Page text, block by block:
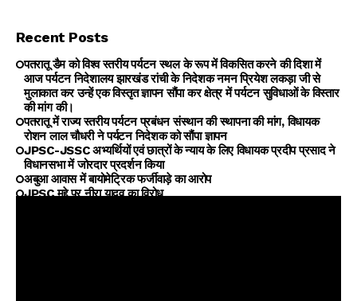
Recent Posts
पतरातू डैम को विश्व स्तरीय पर्यटन स्थल के रूप में विकसित करने की दिशा में
आज पर्यटन निदेशालय झारखंड रांची के निदेशक नमन प्रियेश लकड़ा जी से
मुलाकात कर उन्हें एक विस्तृत ज्ञापन सौंपा कर क्षेत्र में पर्यटन सुविधाओं के विस्तार
की मांग की।
पतरातू में राज्य स्तरीय पर्यटन प्रबंधन संस्थान की स्थापना की मांग, विधायक
रोशन लाल चौधरी ने पर्यटन निदेशक को सौंपा ज्ञापन
JPSC-JSSC अभ्यर्थियों एवं छात्रों के न्याय के लिए विधायक प्रदीप प्रसाद ने
विधानसभा में जोरदार प्रदर्शन किया
अबुआ आवास में बायोमेट्रिक फर्जीवाड़े का आरोप
JPSC मुद्दे पर नीरा यादव का विरोध